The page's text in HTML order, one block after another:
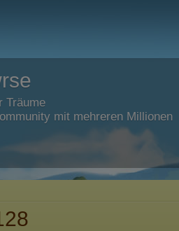
Träume
mit mehreren Millionen